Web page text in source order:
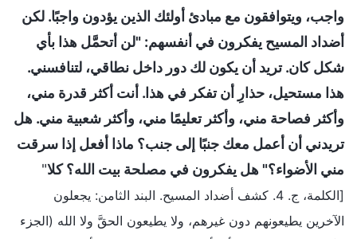
واجب، ويتوافقون مع مبادئ أولئك الذين يؤدون واجبًا. لكن
أضداد المسيح يفكرون في أنفسهم: "لن أتحمَّل هذا بأي
شكل كان. تريد أن يكون لك دور داخل نطاقي، لتنافسني.
هذا مستحيل، حذارِ أن تفكر في هذا. أنت أكثر قدرة مني،
وأكثر فصاحة مني، وأكثر تعليمًا مني، وأكثر شعبية مني. هل
تريدني أن أعمل معك جنبًا إلى جنب؟ ماذا أفعل إذا سرقت
مني الأضواء؟" هل يفكرون في مصلحة بيت الله؟ كلا"
[الكلمة، ج. 4. كشف أضداد المسيح. البند الثامن: يجعلون
الآخرين يطيعونهم دون غيرهم، ولا يطيعون الحقَّ ولا الله (الجزء